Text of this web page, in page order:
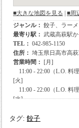
タグ:餃子